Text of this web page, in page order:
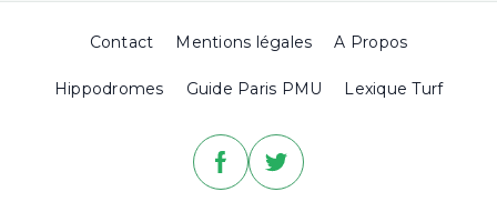
Contact Mentions légales A Propos
Hippodromes Guide Paris PMU Lexique Turf